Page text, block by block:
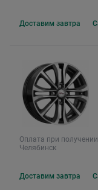
Доставим завтра
Оплата при получении
Челябинск
Доставим завтра